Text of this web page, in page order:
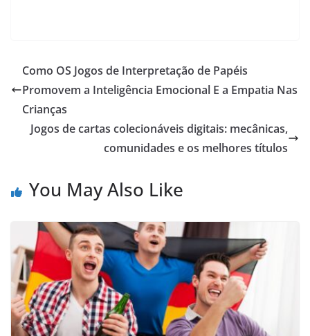
Como OS Jogos de Interpretação de Papéis
Promovem a Inteligência Emocional E a Empatia Nas
Crianças
Jogos de cartas colecionáveis ​​digitais: mecânicas,
comunidades e os melhores títulos
You May Also Like